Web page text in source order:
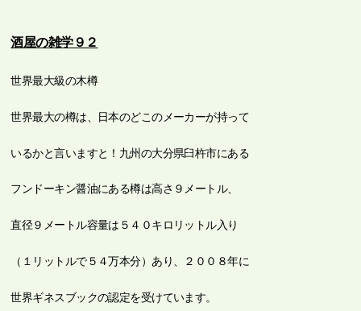
酒屋の雑学９２
世界最大級の木樽
世界最大の樽は、日本のどこのメーカーが持って
いるかと言いますと！九州の大分県臼杵市にある
フンドーキン醤油にある樽は高さ９メートル、
直径９メートル容量は５４０キロリットル入り
（１リットルで５４万本分）あり、２００８年に
世界ギネスブックの認定を受けています。